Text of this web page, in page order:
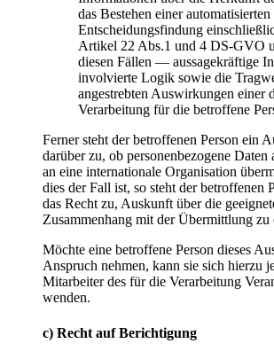
das Bestehen einer automatisierten
Entscheidungsfindung
Artikel 22 Abs.1 und 4 DS-GVO
diesen Fällen — aussagekräftige
involvierte Logik sowie die
angestrebten Auswirkungen einer
Verarbeitung für die betroffene
Ferner steht der betroffenen Person ein
darüber zu, ob personenbezogene
an eine internationale Organisation
dies der Fall ist, so steht der betroffenen
das Recht zu, Auskunft über die
Zusammenhang mit der Übermittlung zu
Möchte eine betroffene Person dieses
Anspruch nehmen, kann sie sich hierzu
Mitarbeiter des für die Verarbeitung
wenden.
c) Recht auf Berichtigung